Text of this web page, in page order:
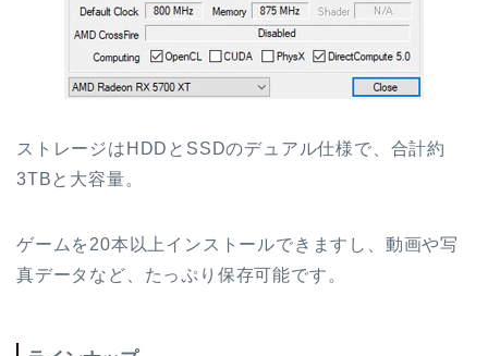
ストレージはHDDとSSDのデュアル仕様で、合計約
3TBと大容量。
ゲームを20本以上インストールできますし、動画や写
真データなど、たっぷり保存可能です。